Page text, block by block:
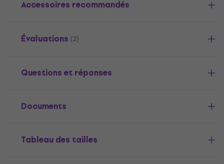
Accessoires recommandés
Évaluations (2)
Questions et réponses
Documents
Tableau des tailles